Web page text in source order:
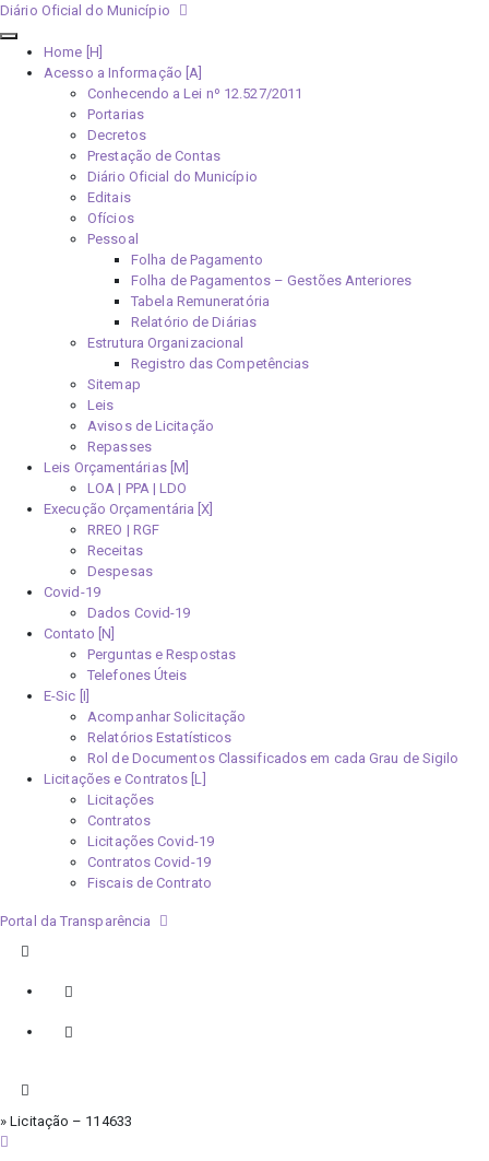
Diário Oficial do Município
Home [H]
Acesso a Informação [A]
Conhecendo a Lei nº 12.527/2011
Portarias
Decretos
Prestação de Contas
Diário Oficial do Município
Editais
Ofícios
Pessoal
Folha de Pagamento
Folha de Pagamentos – Gestões Anteriores
Tabela Remuneratória
Relatório de Diárias
Estrutura Organizacional
Registro das Competências
Sitemap
Leis
Avisos de Licitação
Repasses
Leis Orçamentárias [M]
LOA | PPA | LDO
Execução Orçamentária [X]
RREO | RGF
Receitas
Despesas
Covid-19
Dados Covid-19
Contato [N]
Perguntas e Respostas
Telefones Úteis
E-Sic [I]
Acompanhar Solicitação
Relatórios Estatísticos
Rol de Documentos Classificados em cada Grau de Sigilo
Licitações e Contratos [L]
Licitações
Contratos
Licitações Covid-19
Contratos Covid-19
Fiscais de Contrato
Portal da Transparência
» Licitação – 114633